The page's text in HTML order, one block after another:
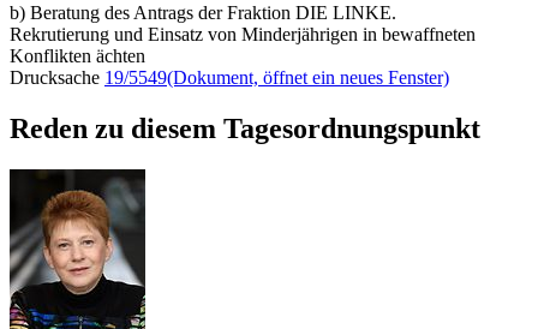
b) Beratung des Antrags der Fraktion DIE LINKE.
Rekrutierung und Einsatz von Minderjährigen in bewaffneten
Konflikten ächten
Drucksache 19/5549(Dokument, öffnet ein neues Fenster)
Reden zu diesem Tagesordnungspunkt